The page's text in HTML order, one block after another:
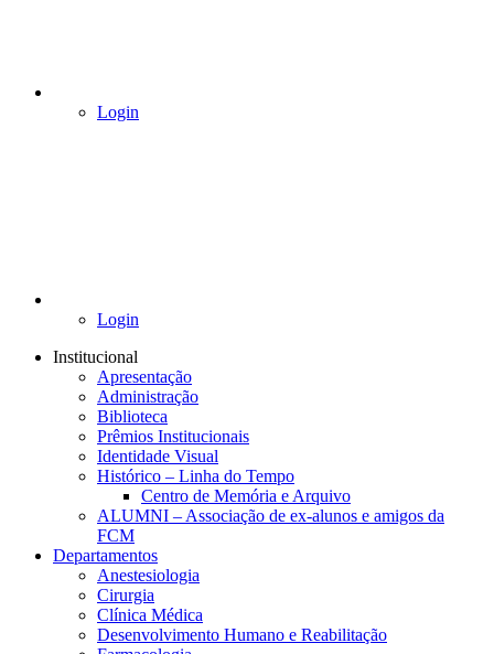
Login
Login
Institucional
Apresentação
Administração
Biblioteca
Prêmios Institucionais
Identidade Visual
Histórico – Linha do Tempo
Centro de Memória e Arquivo
ALUMNI – Associação de ex-alunos e amigos da
FCM
Departamentos
Anestesiologia
Cirurgia
Clínica Médica
Desenvolvimento Humano e Reabilitação